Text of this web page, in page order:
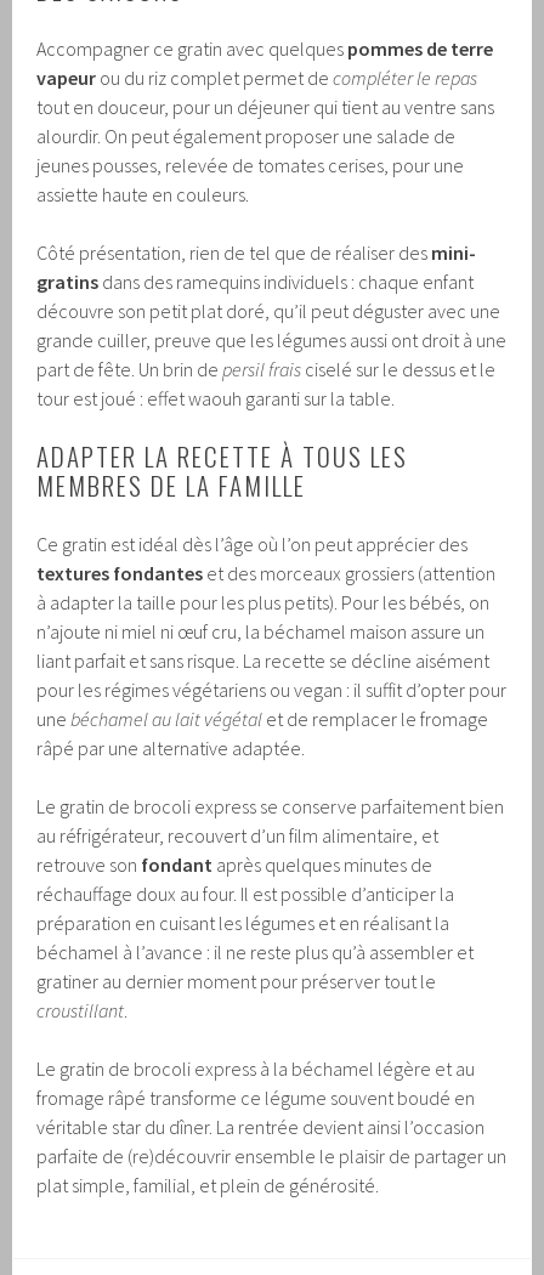
Accompagner ce gratin avec quelques pommes de terre
vapeur ou du riz complet permet decompléter le repas
tout en douceur, pour un déjeuner qui tient au ventre sans
alourdir. On peut également proposer une salade de
jeunes pousses, relevée de tomates cerises, pour une
assiette haute en couleurs.
Côté présentation, rien de tel que de réaliser des mini-
gratins dans des ramequins individuels : chaque enfant
découvre son petit plat doré, qu’il peut déguster avec une
grande cuiller, preuve que les légumes aussi ont droit à une
part de fête. Un brin depersil frais ciselé sur le dessus et le
tour est joué : effet waouh garanti sur la table.
ADAPTER LA RECETTE À TOUS LES
MEMBRES DE LA FAMILLE
Ce gratin est idéal dès l’âge où l’on peut apprécier des
textures fondantes et des morceaux grossiers (attention
à adapter la taille pour les plus petits). Pour les bébés, on
n’ajoute ni miel ni œuf cru, la béchamel maison assure un
liant parfait et sans risque. La recette se décline aisément
pour les régimes végétariens ou vegan : il suffit d’opter pour
unebéchamel au lait végétal et de remplacer le fromage
râpé par une alternative adaptée.
Le gratin de brocoli express se conserve parfaitement bien
au réfrigérateur, recouvert d’un film alimentaire, et
retrouve son fondant après quelques minutes de
réchauffage doux au four. Il est possible d’anticiper la
préparation en cuisant les légumes et en réalisant la
béchamel à l’avance : il ne reste plus qu’à assembler et
gratiner au dernier moment pour préserver tout le
croustillant.
Le gratin de brocoli express à la béchamel légère et au
fromage râpé transforme ce légume souvent boudé en
véritable star du dîner. La rentrée devient ainsi l’occasion
parfaite de (re)découvrir ensemble le plaisir de partager un
plat simple, familial, et plein de générosité.